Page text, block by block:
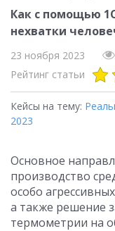
Как с помощью
нехватки
23 ноября 2023
Рейтинг статьи
Кейсы на тему:
2023
Основное
производство
особо
а также решение
термометрии на